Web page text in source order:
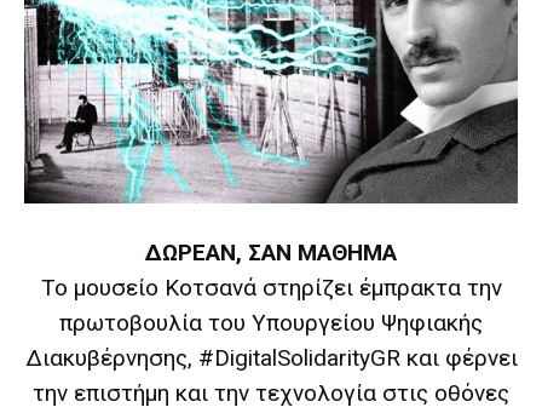
show.desi
xxx
brandi
lyons
teaches
you
the
meaning
porn
ΔΩΡΕΑΝ, ΣΑΝ ΜΑΘΗΜΑ
Το μουσείο Κοτσανά στηρίζει έμπρακτα την
πρωτοβουλία του Υπουργείου Ψηφιακής
Διακυβέρνησης, #DigitalSolidarityGR και φέρνει
την επιστήμη και την τεχνολογία στις οθόνες